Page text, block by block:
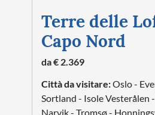
Terre delle
Capo Nord
da € 2.369
Città da visitare:Oslo -
Sortland - Isole Vesterålen
Narvik - Tromsø -